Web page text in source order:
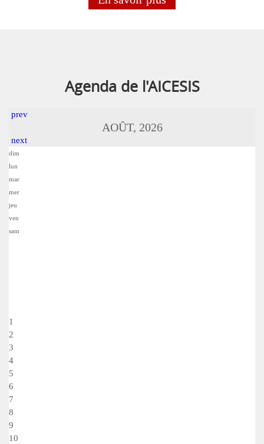
Agenda de l'AICESIS
prev
AOÛT, 2026
next
dim
lun
mar
mer
jeu
ven
sam
1
2
3
4
5
6
7
8
9
10